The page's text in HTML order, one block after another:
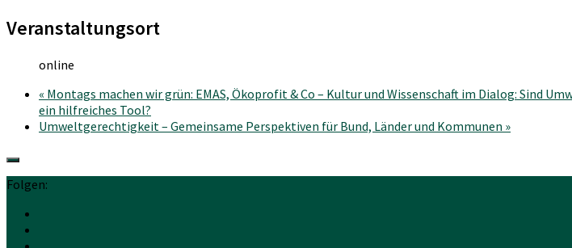
Veranstaltungsort
online
« Montags machen wir grün: EMAS, Ökoprofit & Co – Kultur und Wissenschaft im Dialog: Sind
ein hilfreiches Tool?
Umweltgerechtigkeit – Gemeinsame Perspektiven für Bund, Länder und Kommunen »
Folgen: